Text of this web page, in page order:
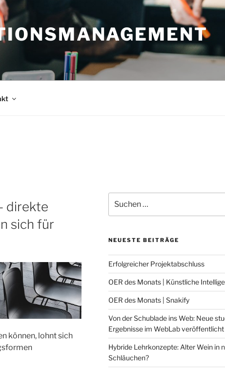
direkte
sich für
können, lohnt sich
nach:
NEUESTE BEITRÄGE
Erfolgreicher Projektabschluss
OER des Monats | Künstliche
OER des Monats | Snakify
Von der Schublade ins Web: Neue
Ergebnisse im WebLab veröffentlicht
Hybride Lehrkonzepte: Alter Wein in
Schläuchen?